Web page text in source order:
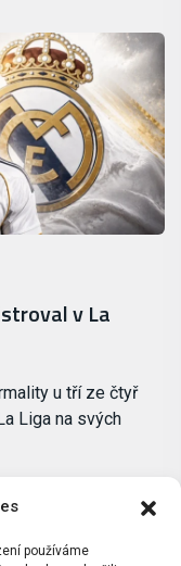
používáme
v La
u tří ze čtyř
Liga na svých